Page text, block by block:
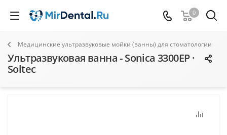
0
Медицинские ультразвуковые мойки (ванны) для стоматологии
Ультразвуковая ванна - Sonica 3300EP ·
Soltec